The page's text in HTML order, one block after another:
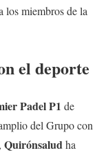
los miembros de la
el deporte
Padel P1 de
del Grupo con
Quirónsaludha